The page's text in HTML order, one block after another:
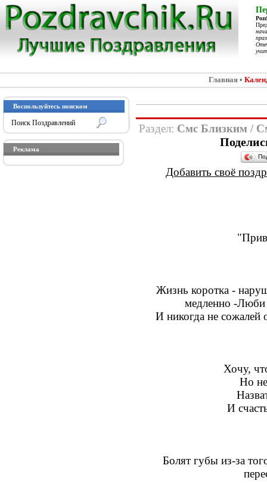
Главная •
Воспользуйтесь поиском
Реклама
Раздел: Смс Близким /
Добавить своё
Жизнь коротка -
медленно -Люби
И никогда не сожалей
Хочу,
Но
И
Болят губы из-за